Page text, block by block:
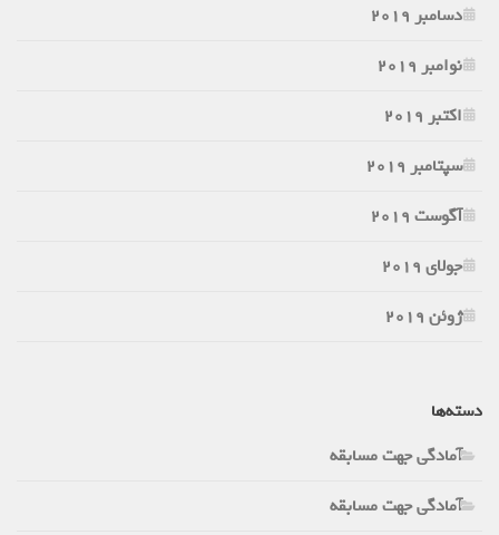
دسامبر 2019
نوامبر 2019
اکتبر 2019
سپتامبر 2019
آگوست 2019
جولای 2019
ژوئن 2019
دسته‌ها
آمادگی جهت مسابقه
آمادگی جهت مسابقه